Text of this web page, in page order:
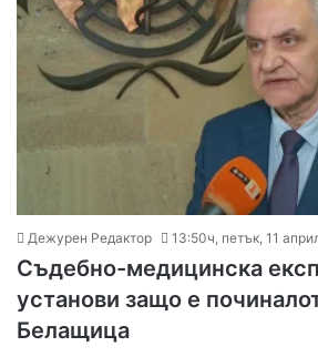
Дежурен Редактор 13:50ч, петък, 11
Съдебно-медицинска
установи защо е
Белащица